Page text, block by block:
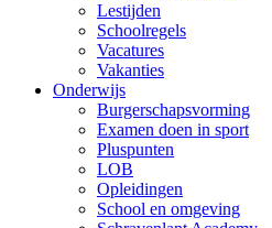
Lestijden
Schoolregels
Vacatures
Vakanties
Onderwijs
Burgerschapsvorming
Examen doen in sport
Pluspunten
LOB
Opleidingen
School en omgeving